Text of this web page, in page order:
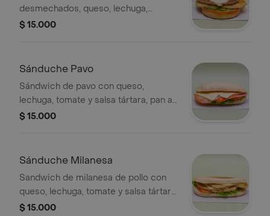
desmechados, queso, lechuga,
tomate y salsa tártara, pan a elegir.
$ 15.000
Sánduche Pavo
Sándwich de pavo con queso,
lechuga, tomate y salsa tártara, pan a
elegir.
$ 15.000
Sánduche Milanesa
Sandwich de milanesa de pollo con
queso, lechuga, tomate y salsa tártara,
pan a elegir.
$ 15.000